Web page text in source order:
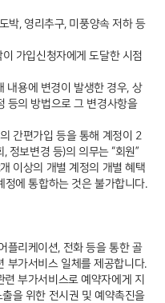
, 영리추구, 미풍양속 저하 등
가입신청자에게 도달한 시점
내용에 변경이 발생한 경우, 상
등의 방법으로 그 변경사항을
간편가입 등을 통해 계정이 2
정보변경 등)의 의무는 “회원”
이상의 개별 계정의 개별 혜택
정에 통합하는 것은 불가합니다.
플리케이션, 전화 등을 통한 골
부가서비스 일체를 제공합니다.
련 부가서비스로 예약자에게 지
을 위한 전시권 및 예약촉진을